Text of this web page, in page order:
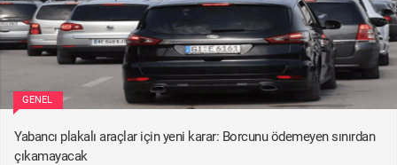
GENEL
Yabancı plakalı araçlar için yeni karar: Borcunu ödemeyen sınırdan
çıkamayacak